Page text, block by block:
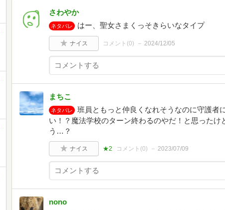
さわやか
ネタバレ はー、聖女さまくっそきらいなタイプ
ナイス コメント(0) 2024/12/05
まちこ
ネタバレ
班員ともっと仲良くなれそうなのに守護者
い！？魔法学校のターン終わるのやだ！と思った
う…？
ナイス ★2 コメント(0) 2023/07/09
nono